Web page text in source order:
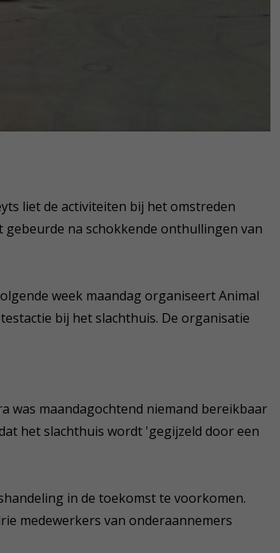
liet de activiteiten bij het omstreden
na schokkende onthullingen van
week maandag organiseert Animal
bij het slachthuis. De organisatie
was maandagochtend niemand bereikbaar
het slachthuis wordt 'gegijzeld door een
in de toekomst te voorkomen.
medewerkers van onderaannemers